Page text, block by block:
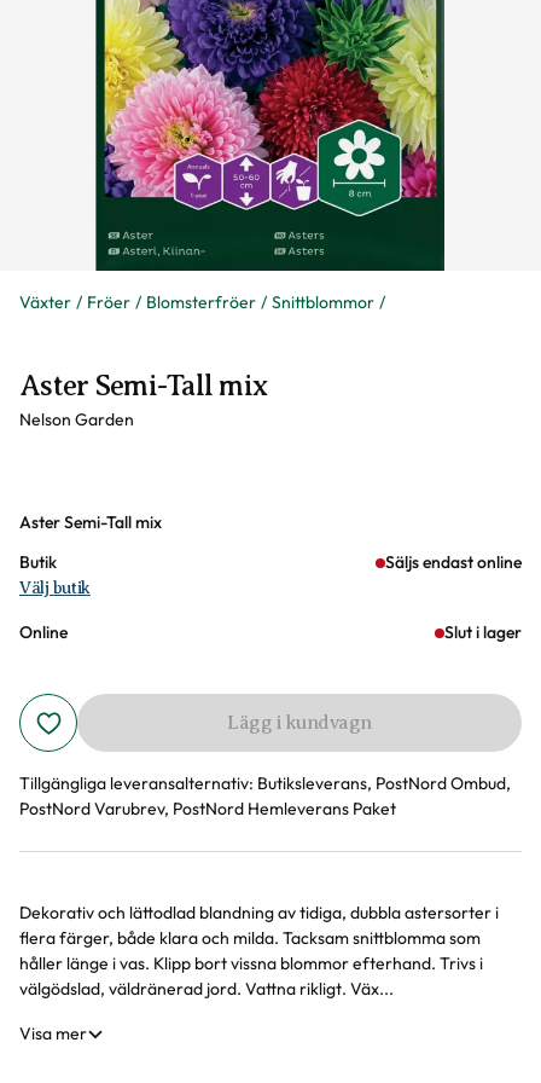
Växter Fröer Blomsterfröer Snittblommor
Aster Semi-Tall mix
Nelson Garden
Varianter
Aster Semi-Tall mix
Butik
Säljs endast online
Välj butik
Online Slut i lager
Lägg i kundvagn
Tillgängliga leveransalternativ: Butiksleverans, PostNord Ombud,
PostNord Varubrev, PostNord Hemleverans Paket
Produktinformation
Dekorativ och lättodlad blandning av tidiga, dubbla astersorter i
flera färger, både klara och milda. Tacksam snittblomma som
håller länge i vas. Klipp bort vissna blommor efterhand. Trivs i
välgödslad, väldränerad jord. Vattna rikligt. Väx...
Visa mer